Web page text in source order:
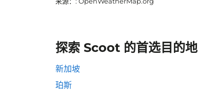
探索 Scoot 的首选目的地
新加坡
珀斯